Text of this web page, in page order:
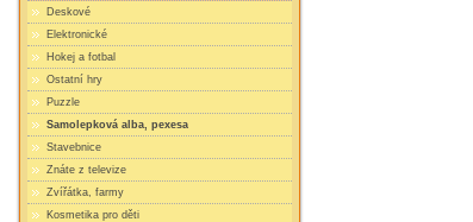
Deskové
Elektronické
Hokej a fotbal
Ostatní hry
Puzzle
Samolepková alba, pexesa
Stavebnice
Znáte z televize
Zvířátka, farmy
Kosmetika pro děti